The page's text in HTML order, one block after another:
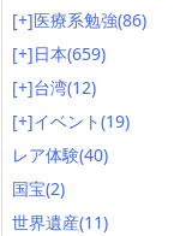
[+]医療系勉強(86)
[+]日本(659)
[+]台湾(12)
[+]イベント(19)
レア体験(40)
国宝(2)
世界遺産(11)